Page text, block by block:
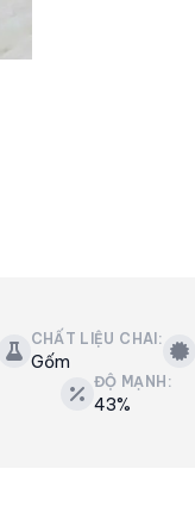
CHẤT LIỆU CHAI:
Gốm
ĐỘ MẠNH:
43%